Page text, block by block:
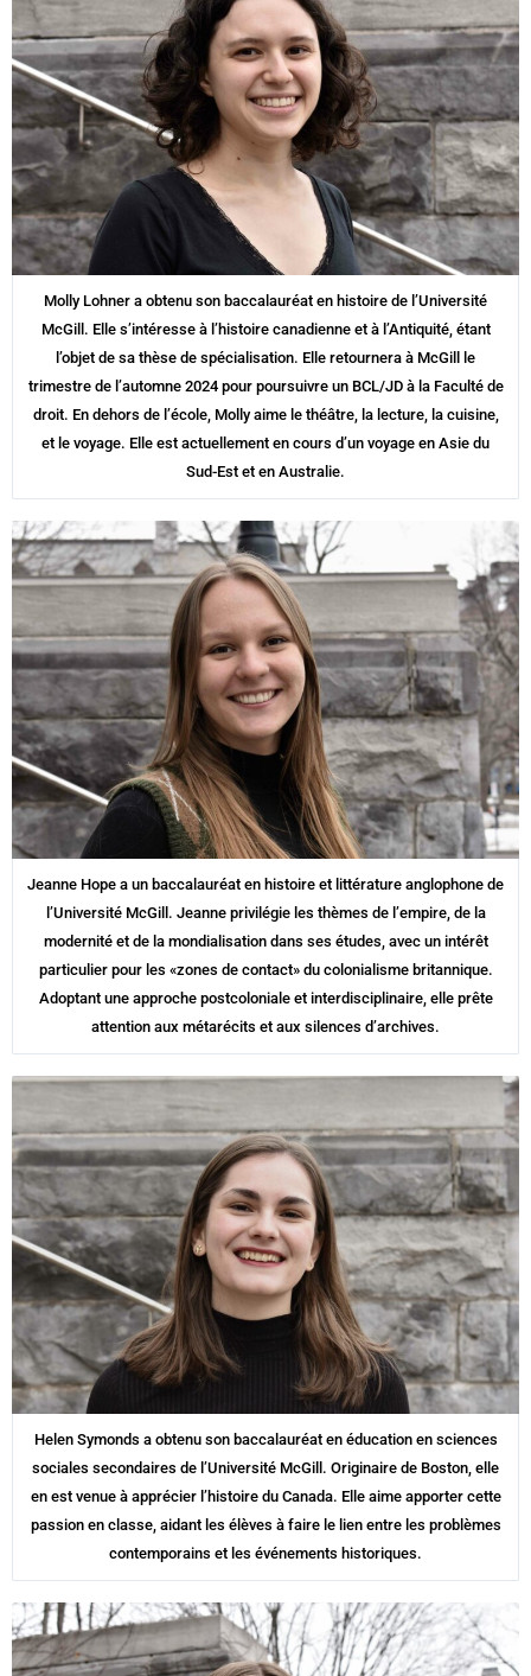
Molly Lohner a obtenu son baccalauréat en histoire de l’Université
McGill. Elle s’intéresse à l’histoire canadienne et à l’Antiquité, étant
l’objet de sa thèse de spécialisation. Elle retournera à McGill le
trimestre de l’automne 2024 pour poursuivre un BCL/JD à la Faculté de
droit. En dehors de l’école, Molly aime le théâtre, la lecture, la cuisine,
et le voyage. Elle est actuellement en cours d’un voyage en Asie du
Sud-Est et en Australie.
Jeanne Hope a un baccalauréat en histoire et littérature anglophone de
l’Université McGill. Jeanne privilégie les thèmes de l’empire, de la
modernité et de la mondialisation dans ses études, avec un intérêt
particulier pour les «zones de contact» du colonialisme britannique.
Adoptant une approche postcoloniale et interdisciplinaire, elle prête
attention aux métarécits et aux silences d’archives.
Helen Symonds a obtenu son baccalauréat en éducation en sciences
sociales secondaires de l’Université McGill. Originaire de Boston, elle
en est venue à apprécier l’histoire du Canada. Elle aime apporter cette
passion en classe, aidant les élèves à faire le lien entre les problèmes
contemporains et les événements historiques.